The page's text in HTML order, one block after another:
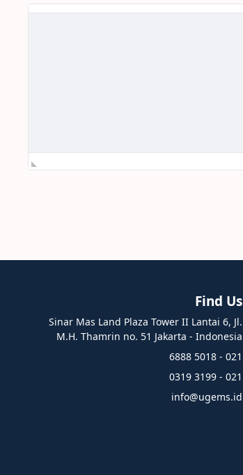
Find Us
Sinar Mas Land Plaza Tower II Lantai 6, Jl.
M.H. Thamrin no. 51 Jakarta - Indonesia
021 - 5018 6888
021 - 3199 0319
info@ugems.id